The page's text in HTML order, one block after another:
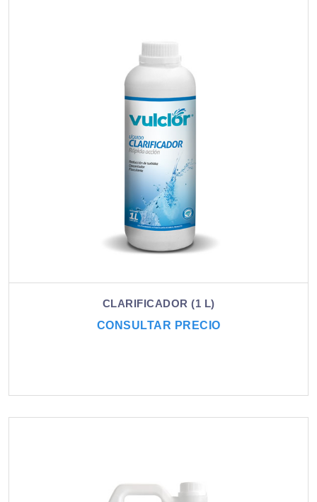
CLARIFICADOR (1 L)
CONSULTAR PRECIO